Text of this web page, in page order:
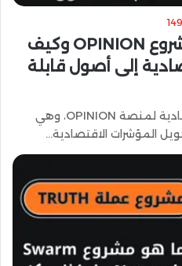
149
عملة OPN | ما هو مشروع OPINION وكيف
إلى أصول قابلة
عملة OPN تمثل الركيزة الاقتصادية لمنصة OPINION، وهي
المؤشرات الاقتصادية…